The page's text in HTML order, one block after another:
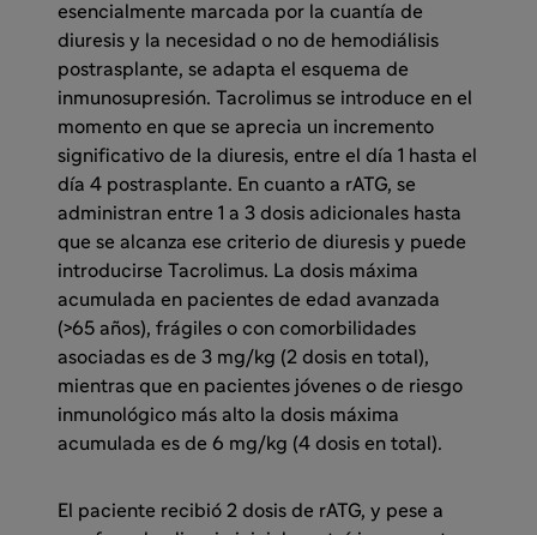
esencialmente marcada por la cuantía de
diuresis y la necesidad o no de hemodiálisis
postrasplante, se adapta el esquema de
inmunosupresión. Tacrolimus se introduce en el
momento en que se aprecia un incremento
significativo de la diuresis, entre el día 1 hasta el
día 4 postrasplante. En cuanto a rATG, se
administran entre 1 a 3 dosis adicionales hasta
que se alcanza ese criterio de diuresis y puede
introducirse Tacrolimus. La dosis máxima
acumulada en pacientes de edad avanzada
(>65 años), frágiles o con comorbilidades
asociadas es de 3 mg/kg (2 dosis en total),
mientras que en pacientes jóvenes o de riesgo
inmunológico más alto la dosis máxima
acumulada es de 6 mg/kg (4 dosis en total).
El paciente recibió 2 dosis de rATG, y pese a